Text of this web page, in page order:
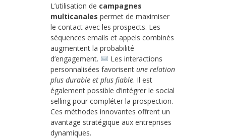
L’utilisation de campagnes
multicanales permet de maximiser
le contact avec les prospects. Les
séquences emails et appels combinés
augmentent la probabilité
d’engagement.
Les interactions
personnalisées favorisent une relation
plus durable et plus fiable. Il est
également possible d’intégrer le social
selling pour compléter la prospection.
Ces méthodes innovantes offrent un
avantage stratégique aux entreprises
dynamiques.